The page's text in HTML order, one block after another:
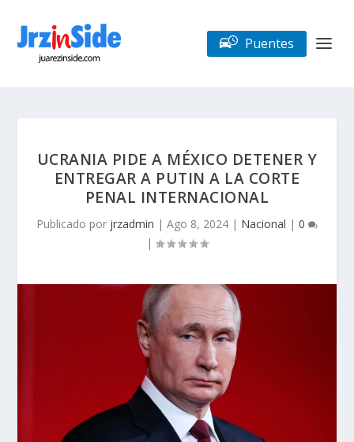
Puentes
UCRANIA PIDE A MÉXICO DETENER Y
ENTREGAR A PUTIN A LA CORTE
PENAL INTERNACIONAL
Publicado por jrzadmin | Ago 8, 2024 | Nacional | 0
|